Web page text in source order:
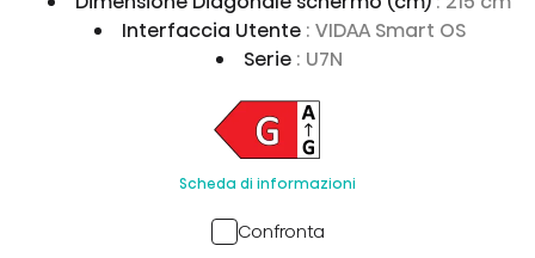
Interfaccia Utente : VIDAA Smart OS
Serie : U7N
Scheda di informazioni
Confronta